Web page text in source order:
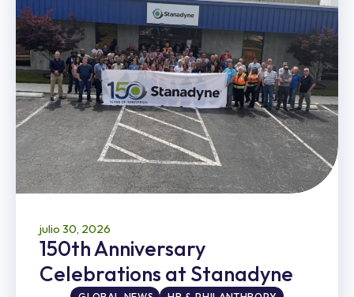
julio 30, 2026
150th Anniversary
Celebrations at Stanadyne